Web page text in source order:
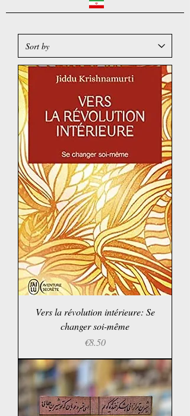
Vers la révolution intérieure: Se
changer soi-même
Price
€8.50